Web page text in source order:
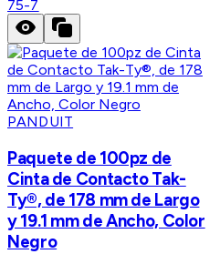
75-7
PANDUIT
Paquete de 100pz de
Cinta de Contacto Tak-
Ty®, de 178 mm de Largo
y 19.1 mm de Ancho, Color
Negro